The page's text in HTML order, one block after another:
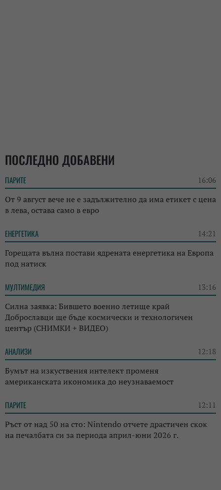
ПОСЛЕДНО ДОБАВЕНИ
ПАРИТЕ 16:06
От 9 август вече не е задължително да има етикет с цена
в лева, остава само в евро
ЕНЕРГЕТИКА 14:21
Горещата вълна постави ядрената енергетика на Европа
под натиск
МУЛТИМЕДИЯ 13:16
Силна заявка: Бившето военно летище край
Доброславци ще бъде космически и технологичен
център (СНИМКИ + ВИДЕО)
АНАЛИЗИ 12:18
Бумът на изкуствения интелект променя
американската икономика до неузнаваемост
ПАРИТЕ 12:11
Ръст от над 50 на сто: Nintendo отчете драстичен скок
на печалбата си за периода април-юни 2026 г.